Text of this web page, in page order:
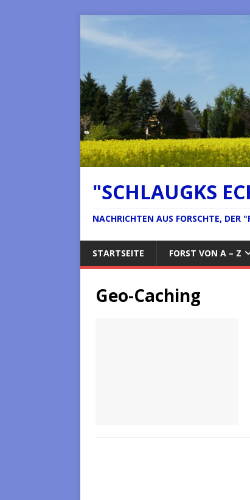
"SCHLAUGKS
NACHRICHTEN AUS FORSCHTE,
STARTSEITE FORST VON A – Z
Geo-Caching